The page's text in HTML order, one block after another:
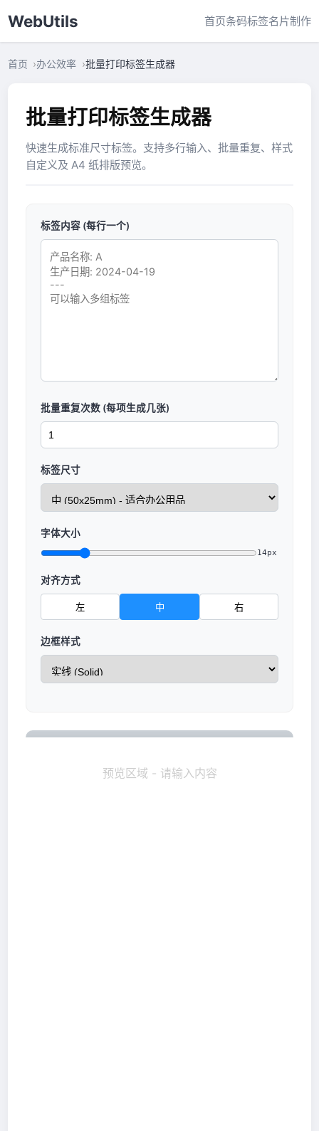
WebUtils 首页条码标签名片制作
首页 办公效率 批量打印标签生成器
批量打印标签生成器
快速生成标准尺寸标签。支持多行输入、批量重复、样式
自定义及 A4 纸排版预览。
标签内容 (每行一个)
批量重复次数 (每项生成几张)
标签尺寸
字体大小
14px
对齐方式
左 中 右
边框样式
预览区域 - 请输入内容